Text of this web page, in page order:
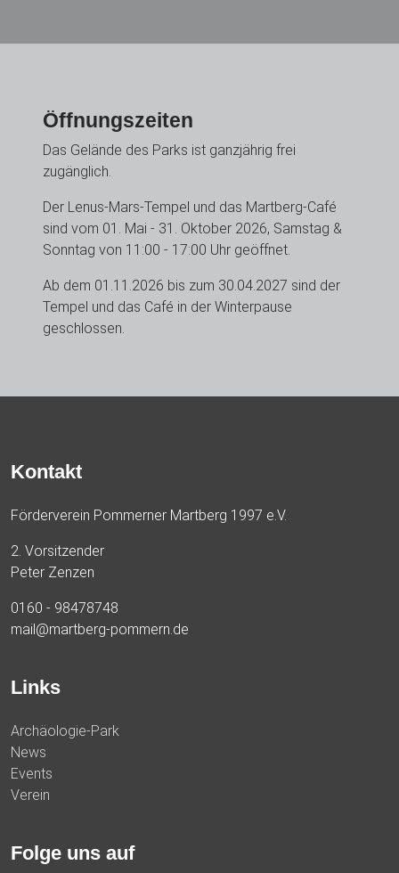
Öffnungszeiten
Das Gelände des Parks ist ganzjährig frei
zugänglich.
Der Lenus-Mars-Tempel und das Martberg-Café
sind vom 01. Mai - 31. Oktober 2026, Samstag &
Sonntag von 11:00 - 17:00 Uhr geöffnet.
Ab dem 01.11.2026 bis zum 30.04.2027 sind der
Tempel und das Café in der Winterpause
geschlossen.
Kontakt
Förderverein Pommerner Martberg 1997 e.V.
2. Vorsitzender
Peter Zenzen
0160 - 98478748
mail@martberg-pommern.de
Links
Archäologie-Park
News
Events
Verein
Folge uns auf